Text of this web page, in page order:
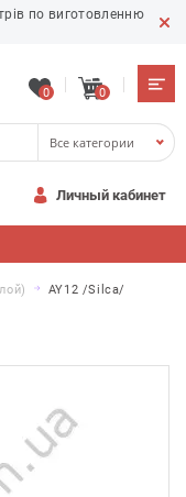
по виготовленню
0 0
Все категории
Личный кабинет
AY12 /Silca/